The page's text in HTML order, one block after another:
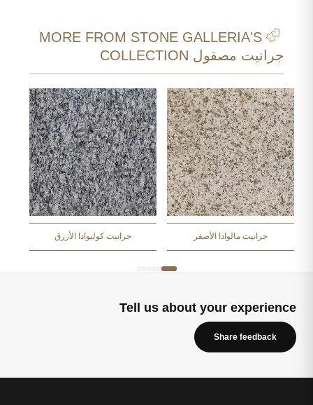
MORE FROM STONE GALLERIA'S
جرانيت مصقول COLLECTION
جرانيت مالوادا الأصفر جرانيت كوليوادا الأزرق
Tell us about your experience
Share feedback